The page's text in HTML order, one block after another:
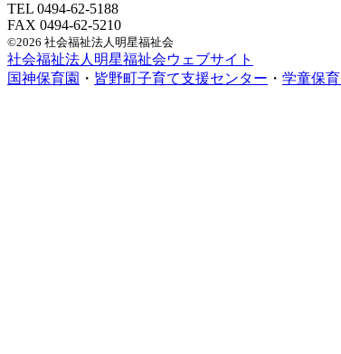
TEL 0494-62-5188
FAX 0494-62-5210
©2026 社会福祉法人明星福祉会
社会福祉法人明星福祉会ウェブサイト
国神保育園 ・ 皆野町子育て支援センター ・ 学童保